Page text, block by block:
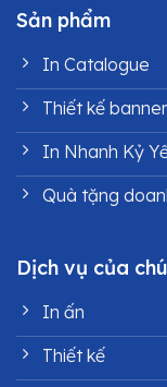
Sản phẩm
In Catalogue
Thiết kế
In Nhanh Kỷ
Quà tặng
Dịch vụ của
In ấn
Thiết kế